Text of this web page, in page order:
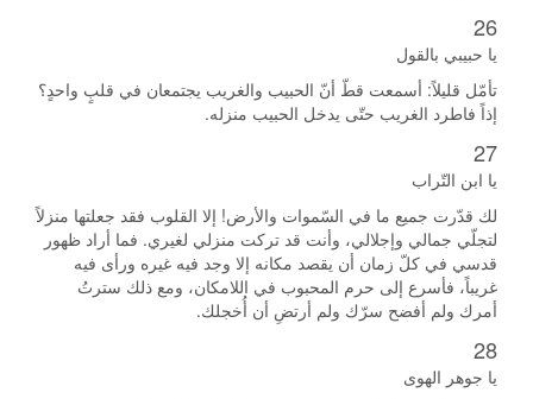
26
يا حبيبي بالقول
تأمّل قليلاً: أسمعت قطّ أنّ الحبيب والغريب يجتمعان في قلبٍ واحدٍ؟
إذاً فاطرد الغريب حتّى يدخل الحبيب منزله.
27
يا ابن التّراب
لك قدّرت جميع ما في السّموات والأرض! إلا القلوب فقد جعلتها منزلاً
لتجلّي جمالي وإجلالي، وأنت قد تركت منزلي لغيري. فما أراد ظهور
قدسي في كلّ زمان أن يقصد مكانه إلا وجد فيه غيره ورأى فيه
غريباً، فأسرع إلى حرم المحبوب في اللامكان، ومع ذلك سترتُ
أمرك ولم أفضح سرّك ولم أرتضِ أن أُخجلك.
28
يا جوهر الهوى